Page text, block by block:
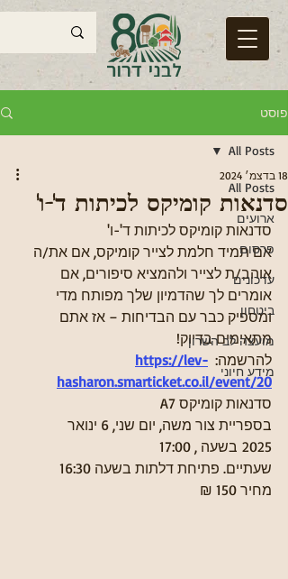
פוסט
All Posts
ארועים
פרסום
עדכונים
ביטחון
מועצה לב השרון
מידע חיוני
All Posts
סדנאות קומיקס לכיתות ד'-ו'
18 בדצמ׳ 2024
סדנאות קומיקס לכיתות ד'-ו'
אם תמיד חלמת לצייר קומיקס, אם את/ה
אוהב/ת לצייר ולהמציא סיפורים, אם
אומרים לך שהדמיון שלך מפותח מדי
ומספיק כבר עם הבדיחות – אז אתם
מתאימים בדיוק!
להרשמה: https://lev-
hasharon.smarticket.co.il/event/20
סדנאות קומיקס A7
בספריית צור משה, יום שני, 6 ינואר
2025 בשעה , 17:00
שעתיים. פתיחת דלתות בשעה 16:30
מחיר 150 ₪